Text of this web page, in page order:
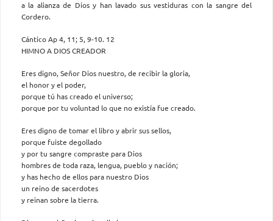
a la alianza de Dios y han lavado sus vestiduras con la sangre del
Cordero.
Cántico Ap 4, 11; 5, 9-10. 12
HIMNO A DIOS CREADOR
Eres digno, Señor Dios nuestro, de recibir la gloria,
el honor y el poder,
porque tú has creado el universo;
porque por tu voluntad lo que no existía fue creado.
Eres digno de tomar el libro y abrir sus sellos,
porque fuiste degollado
y por tu sangre compraste para Dios
hombres de toda raza, lengua, pueblo y nación;
y has hecho de ellos para nuestro Dios
un reino de sacerdotes
y reinan sobre la tierra.